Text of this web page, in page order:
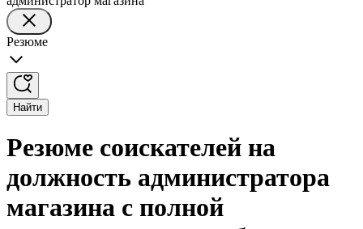
Резюме
Найти
Резюме соискателей на
должность администратора
магазина с полной